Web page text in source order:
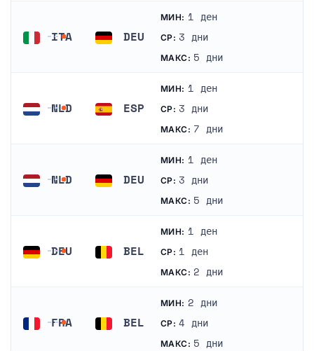
ITA DEU
МИН: 1 ден
СР: 3 дни
МАКС: 5 дни
NLD ESP
МИН: 1 ден
СР: 3 дни
МАКС: 7 дни
NLD DEU
МИН: 1 ден
СР: 3 дни
МАКС: 5 дни
DEU BEL
МИН: 1 ден
СР: 1 ден
МАКС: 2 дни
FRA BEL
МИН: 2 дни
СР: 4 дни
МАКС: 5 дни